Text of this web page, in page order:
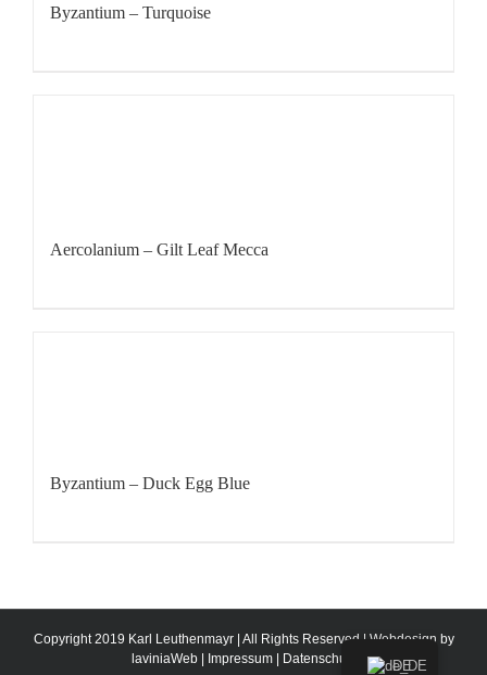
Byzantium – Turquoise
Aercolanium – Gilt Leaf Mecca
Byzantium – Duck Egg Blue
Copyright 2019 Karl Leuthenmayr | All Rights Reserved | Webdesign by
laviniaWeb| Impressum| Datenschutz DE